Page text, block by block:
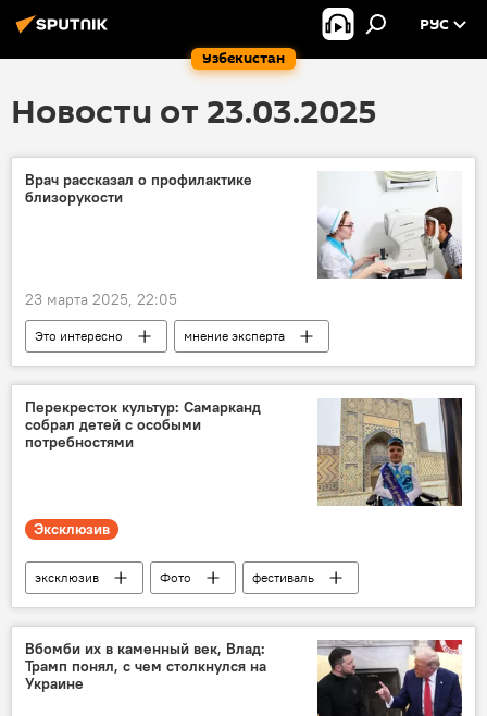
Узбекистан
РУС
Новости от 23.03.2025
Врач рассказал о профилактике
близорукости
23 марта 2025, 22:05
Это интересно
мнение эксперта
дети
зрение здоровье
Перекресток культур: Самарканд
собрал детей с особыми
потребностями
Эксклюзив
эксклюзив Фото
фестиваль
Самарканд
Фестиваль
ЦА
Культура
Вбомби их в каменный век, Влад:
Трамп понял, с чем столкнулся на
Украине